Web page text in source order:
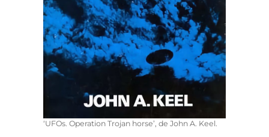
‘UFOs. Operation Trojan horse’, de John A. Keel.